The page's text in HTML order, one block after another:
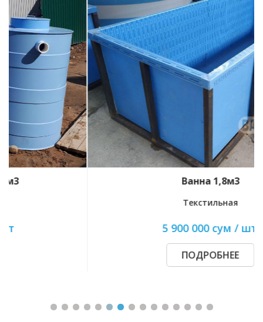
5 900 000 сум / шт.